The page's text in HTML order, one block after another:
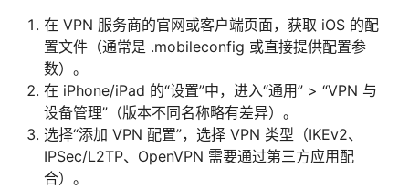
在 VPN 服务商的官网或客户端页面，获取 iOS 的配
置文件（通常是 .mobileconfig 或直接提供配置参
数）。
在 iPhone/iPad 的“设置”中，进入“通用” > “VPN 与
设备管理”（版本不同名称略有差异）。
选择“添加 VPN 配置”，选择 VPN 类型（IKEv2、
IPSec/L2TP、OpenVPN 需要通过第三方应用配
合）。